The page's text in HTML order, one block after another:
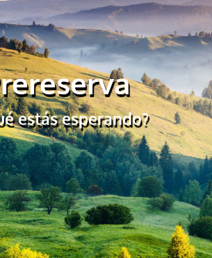
estás esperando?